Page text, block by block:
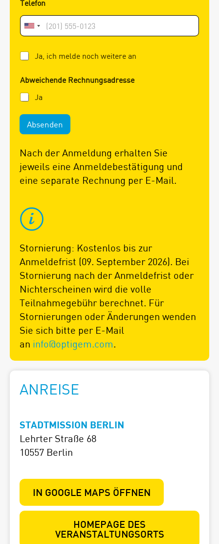
Telefon
U
e
S
t
t
e
s
1
G
p
p
e
a
n
e
l
d
n
Ja, ich melde noch weitere an
Abweichende Rechnungsadresse
Ja
Absenden
Nach der Anmeldung erhalten Sie
jeweils eine Anmeldebestätigung und
eine separate Rechnung per E-Mail.
Stornierung: Kostenlos bis zur
Anmeldefrist (09. September 2026). Bei
Stornierung nach der Anmeldefrist oder
Nichterscheinen wird die volle
Teilnahmegebühr berechnet. Für
Stornierungen oder Änderungen wenden
Sie sich bitte per E-Mail
an info@optigem.com.
ANREISE
STADTMISSION BERLIN
Lehrter Straße 68
10557 Berlin
IN GOOGLE MAPS ÖFFNEN
HOMEPAGE DES
VERANSTALTUNGSORTS